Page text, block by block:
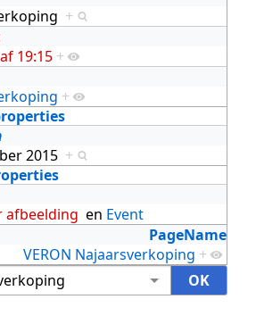
+
19:15 +
+
2015 +
afbeelding en Event
PageName
VERON Najaarsverkoping +